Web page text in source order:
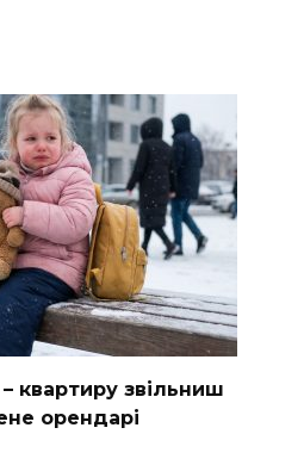
квартиру звільниш
орендарі